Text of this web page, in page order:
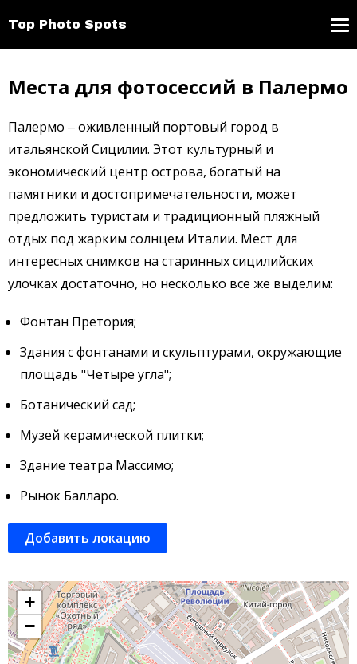
Top Photo Spots
Места для фотосессий в Палермо
Палермо ‒ оживленный портовый город в
итальянской Сицилии. Этот культурный и
экономический центр острова, богатый на
памятники и достопримечательности, может
предложить туристам и традиционный пляжный
отдых под жарким солнцем Италии. Мест для
интересных снимков на старинных сицилийских
улочках достаточно, но несколько все же выделим:
Фонтан Претория;
Здания с фонтанами и скульптурами, окружающие
площадь "Четыре угла";
Ботанический сад;
Музей керамической плитки;
Здание театра Массимо;
Рынок Балларо.
Добавить локацию
+
−